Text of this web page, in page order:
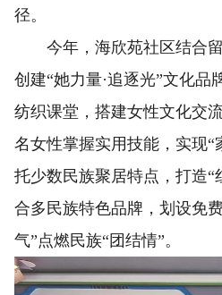
径。
今年，海欣苑社区结合留
创建“她力量·追逐光”文化品
纺织课堂，搭建女性文化交
名女性掌握实用技能，实现“
托少数民族聚居特点，打造“
合多民族特色品牌，划设免
气”点燃民族“团结情”。